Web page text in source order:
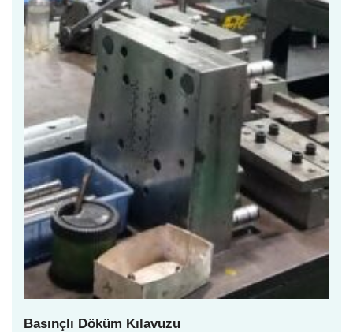
Basınçlı Döküm Kılavuzu